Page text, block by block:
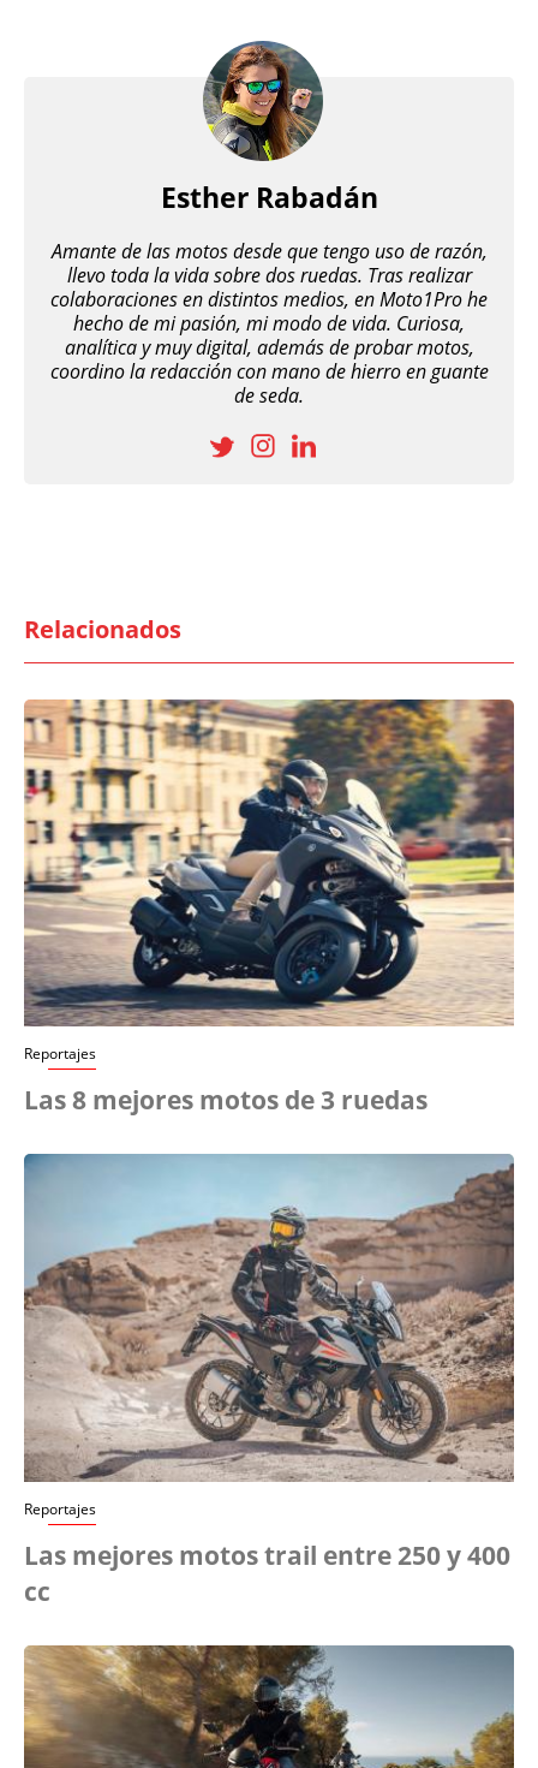
Esther Rabadán
Amante de las motos desde que tengo uso de razón,
llevo toda la vida sobre dos ruedas. Tras realizar
colaboraciones en distintos medios, en Moto1Pro he
hecho de mi pasión, mi modo de vida. Curiosa,
analítica y muy digital, además de probar motos,
coordino la redacción con mano de hierro en guante
de seda.
Relacionados
Reportajes
Las 8 mejores motos de 3 ruedas
Reportajes
Las mejores motos trail entre 250 y 400
cc